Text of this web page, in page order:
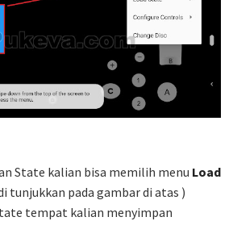
State kalian bisa memilih menu Load
tunjukkan pada gambar di atas )
tempat kalian menyimpan